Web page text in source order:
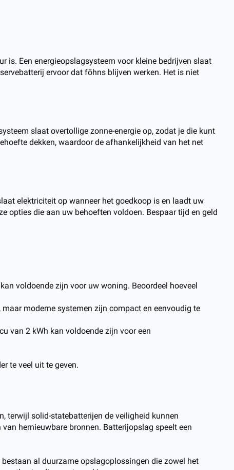
is. Een energieopslagsysteem voor kleine bedrijven slaat
ervoor dat föhns blijven werken. Het is niet
slaat overtollige zonne-energie op, zodat je die kunt
dekken, waardoor de afhankelijkheid van het net
elektriciteit op wanneer het goedkoop is en laadt uw
opties die aan uw behoeften voldoen. Bespaar tijd en geld
voldoende zijn voor uw woning. Beoordeel hoeveel
moderne systemen zijn compact en eenvoudig te
van 2 kWh kan voldoende zijn voor een
te veel uit te geven.
terwijl solid-statebatterijen de veiligheid kunnen
hernieuwbare bronnen. Batterijopslag speelt een
al duurzame opslagoplossingen die zowel het